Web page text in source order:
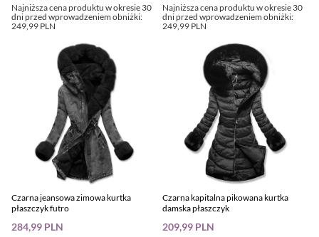
Najniższa cena produktu w okresie 30
dni przed wprowadzeniem obniżki:
249,99 PLN
Najniższa cena produktu w okresie 30
dni przed wprowadzeniem obniżki:
249,99 PLN
Czarna jeansowa zimowa kurtka
płaszczyk futro
284,99 PLN
Czarna kapitalna pikowana kurtka
damska płaszczyk
209,99 PLN